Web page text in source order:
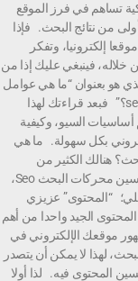
تساهم في فرز الموقع
من نتائج البحث. فإذا
إلكترونيا، وتفكر
فينبغي عليك إذا من
هو بعنوان “ما هي عوامل
تحسين محركات البحث seo؟” فبعد قراءتك لهذا
السيو، وكيفية
بكل سهولة. ما هي
هنالك الكثير من
العوامل المساعدة في تحسين محركات البحث Seo،
“المحتوى” عزيزي
الجيد واحدا من أهم
موقعك الإلكتروني في
لهذا لا يمكن أن يتصدر
المحتوى فيه. لذا أولا